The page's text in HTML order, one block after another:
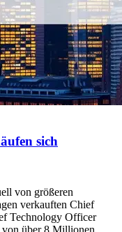
sich
von größeren
verkauften Chief
Technology Officer
über 8 Millionen